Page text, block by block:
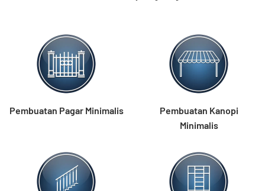
Pembuatan Pagar Minimalis
Pembuatan Kanopi
Minimalis